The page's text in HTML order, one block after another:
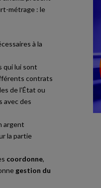
métrage : le
à la
qui lui sont
contrats
de l’État ou
avec des
argent
la partie
coordonne,
gestion du